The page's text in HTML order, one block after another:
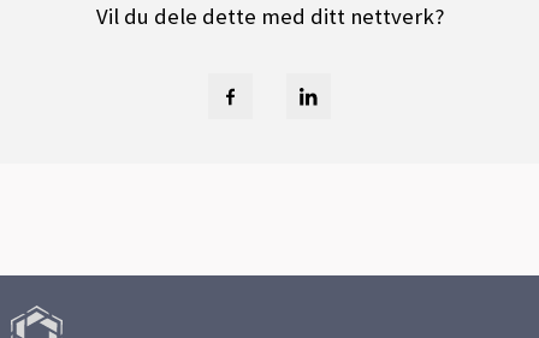
Vil du dele dette med ditt nettverk?